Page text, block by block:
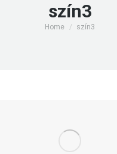
szín3
You are here:
Home szín3